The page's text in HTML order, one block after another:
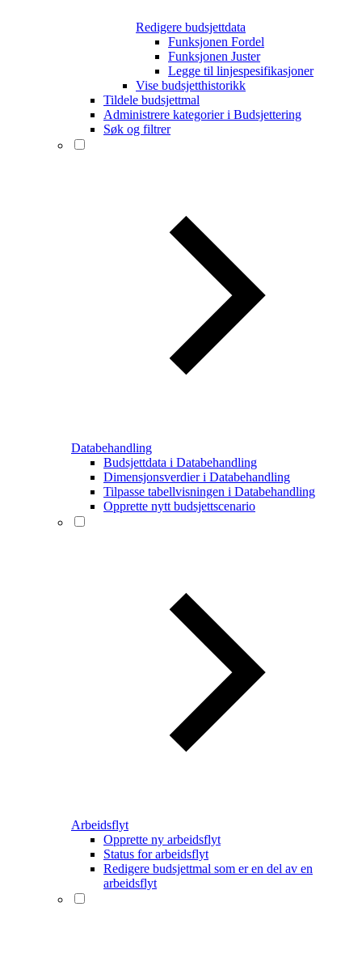
Redigere budsjettdata
Funksjonen Fordel
Funksjonen Juster
Legge til linjespesifikasjoner
Vise budsjetthistorikk
Tildele budsjettmal
Administrere kategorier i Budsjettering
Søk og filtrer
Databehandling
Budsjettdata i Databehandling
Dimensjonsverdier i Databehandling
Tilpasse tabellvisningen i Databehandling
Opprette nytt budsjettscenario
Arbeidsflyt
Opprette ny arbeidsflyt
Status for arbeidsflyt
Redigere budsjettmal som er en del av en
arbeidsflyt